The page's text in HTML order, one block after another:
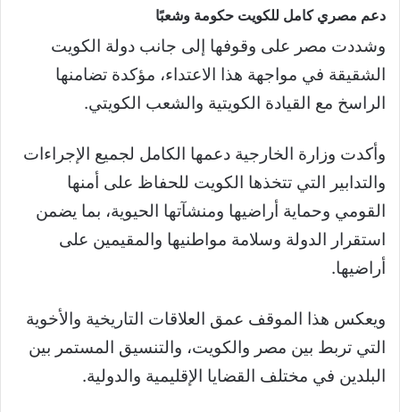
دعم مصري كامل للكويت حكومة وشعبًا
وشددت مصر على وقوفها إلى جانب دولة الكويت
الشقيقة في مواجهة هذا الاعتداء، مؤكدة تضامنها
الراسخ مع القيادة الكويتية والشعب الكويتي.
وأكدت وزارة الخارجية دعمها الكامل لجميع الإجراءات
والتدابير التي تتخذها الكويت للحفاظ على أمنها
القومي وحماية أراضيها ومنشآتها الحيوية، بما يضمن
استقرار الدولة وسلامة مواطنيها والمقيمين على
أراضيها.
ويعكس هذا الموقف عمق العلاقات التاريخية والأخوية
التي تربط بين مصر والكويت، والتنسيق المستمر بين
البلدين في مختلف القضايا الإقليمية والدولية.